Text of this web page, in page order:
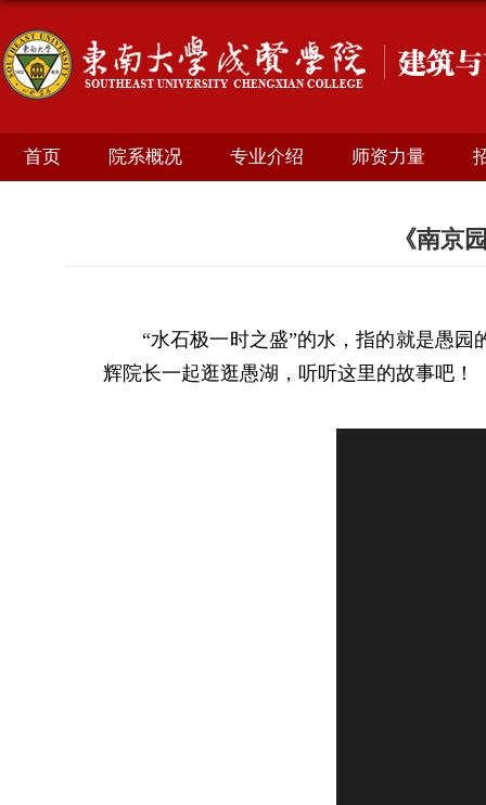
首页 院系概况 专业介绍 师资力量
《南京
“水石极一时之盛”的水，指的就是愚
辉院长一起逛逛愚湖，听听这里的故事吧！